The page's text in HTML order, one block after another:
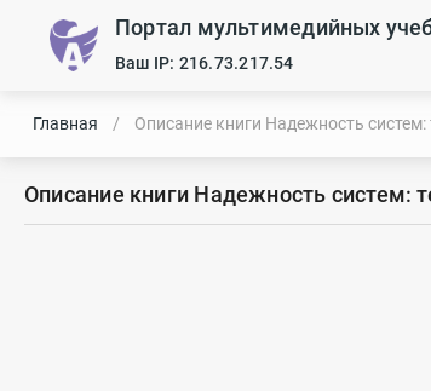
Портал мультимедийных
Ваш IP: 216.73.217.54
Главная / Описание книги Надежность
Описание книги Надежность систем: